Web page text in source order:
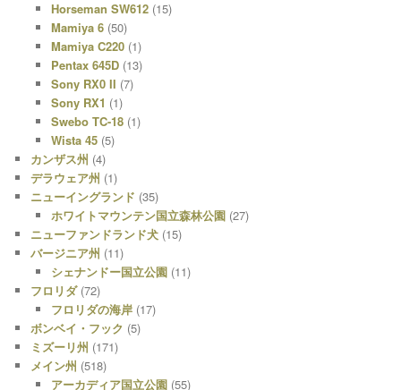
Horseman SW612(15)
Mamiya 6(50)
Mamiya C220(1)
Pentax 645D(13)
Sony RX0 II (7)
Sony RX1 (1)
Swebo TC-18(1)
Wista 45(5)
カンザス州 (4)
デラウェア州 (1)
ニューイングランド (35)
ホワイトマウンテン国立森林公園(27)
ニューファンドランド犬 (15)
バージニア州 (11)
シェナンドー国立公園(11)
フロリダ(72)
フロリダの海岸(17)
ボンベイ・フック (5)
ミズーリ州 (171)
メイン州 (518)
アーカディア国立公園(55)